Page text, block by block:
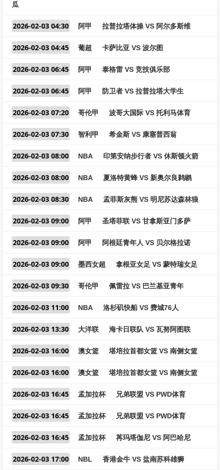
瓜
2026-02-03 04:30 阿甲 拉普拉塔体操 VS 阿尔多斯维
2026-02-03 04:45 葡超 卡萨比亚 VS 波尔图
2026-02-03 06:45 阿甲 泰格雷 VS 竞技俱乐部
2026-02-03 06:45 阿甲 防卫者 VS 拉普拉塔大学生
2026-02-03 07:20 哥伦甲 波哥大国际 VS 托利马体育
2026-02-03 07:30 智利甲 希金斯 VS 康塞普西翁
2026-02-03 08:00 NBA 印第安纳步行者 VS 休斯顿火箭
2026-02-03 08:00 NBA 夏洛特黄蜂 VS 新奥尔良鹈鹕
2026-02-03 08:30 NBA 孟菲斯灰熊 VS 明尼苏达森林狼
2026-02-03 09:00 阿甲 圣塔菲联 VS 甘拿斯亚门多萨
2026-02-03 09:00 阿甲 阿根廷青年人 VS 贝尔格拉诺
2026-02-03 09:00 墨西女超 拿根亚女足 VS 蒙特瑞女足
2026-02-03 09:30 哥伦甲 佩雷拉 VS 巴兰基亚青年
2026-02-03 11:00 NBA 洛杉矶快船 VS 费城76人
2026-02-03 13:30 大洋联 海卡日联队 VS 瓦努阿图联
2026-02-03 16:00 澳女篮 堪培拉首都女篮 VS 南侧女篮
2026-02-03 16:00 澳女篮 堪培拉首都女篮 VS 南侧女篮
2026-02-03 16:45 孟加拉杯 兄弟联盟 VS PWD体育
2026-02-03 16:45 孟加拉杯 兄弟联盟 VS PWD体育
2026-02-03 16:45 孟加拉杯 苒玛塔伽尼 VS 阿巴哈尼
2026-02-03 17:00 NBL 香港金牛 VS 盐南苏科雄狮